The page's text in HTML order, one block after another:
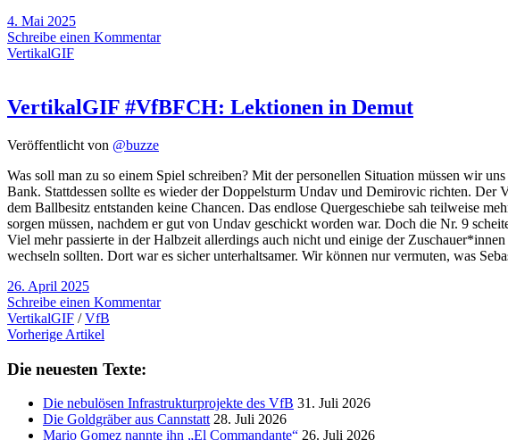
4. Mai 2025
Schreibe einen Kommentar
VertikalGIF
VertikalGIF #VfBFCH: Lektionen in Demut
Veröffentlicht von @buzze
Was soll man zu so einem Spiel schreiben? Mit der personellen Situation müssen wir
Bank. Stattdessen sollte es wieder der Doppelsturm Undav und Demirovic richten.
dem Ballbesitz entstanden keine Chancen. Das endlose Quergeschiebe sah teilweise
sorgen müssen, nachdem er gut von Undav geschickt worden war. Doch die Nr. 9
Viel mehr passierte in der Halbzeit allerdings auch nicht und einige der
wechseln sollten. Dort war es sicher unterhaltsamer. Wir können nur vermuten, was
26. April 2025
Schreibe einen Kommentar
VertikalGIF /VfB
Vorherige Artikel
Die neuesten Texte:
Die nebulösen Infrastrukturprojekte des VfB 31. Juli 2026
Die Goldgräber aus Cannstatt 28. Juli 2026
Mario Gomez nannte ihn „El Commandante“ 26. Juli 2026